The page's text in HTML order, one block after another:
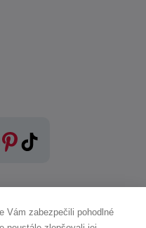
Vám zabezpečili pohodlné